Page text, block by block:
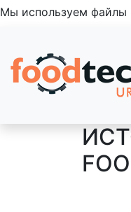
Мы используем файлы